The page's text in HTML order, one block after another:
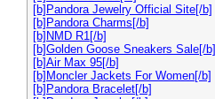
[b]Pandora Jewelry Official Site[/b]
[b]Pandora Charms[/b]
[b]NMD R1[/b]
[b]Golden Goose Sneakers Sale[/b]
[b]Air Max 95[/b]
[b]Moncler Jackets For Women[/b]
[b]Pandora Bracelet[/b]